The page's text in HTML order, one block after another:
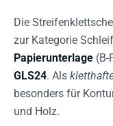
Die
zur Kategorie
Papierunterlage
GLS24. Als
besonders für
und Holz.